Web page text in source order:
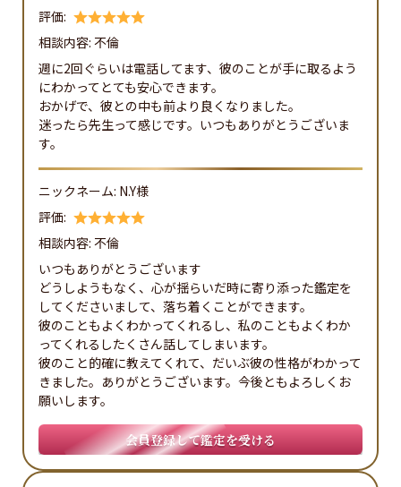
評価:
相談内容: 不倫
週に2回ぐらいは電話してます、彼のことが手に取るよう
にわかってとても安心できます。
おかげで、彼との中も前より良くなりました。
迷ったら先生って感じです。いつもありがとうございま
す。
ニックネーム: N.Y様
評価:
相談内容: 不倫
いつもありがとうございます
どうしようもなく、心が揺らいだ時に寄り添った鑑定を
してくださいまして、落ち着くことができます。
彼のこともよくわかってくれるし、私のこともよくわか
ってくれるしたくさん話してしまいます。
彼のこと的確に教えてくれて、だいぶ彼の性格がわかって
きました。ありがとうございます。今後ともよろしくお
願いします。
会員登録して鑑定を受ける